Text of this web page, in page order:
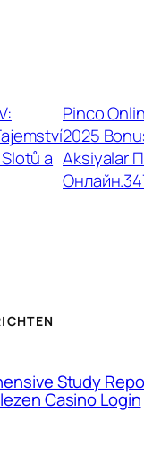
a
Pinco
2025
Aksiyalar
Study
Casino Login